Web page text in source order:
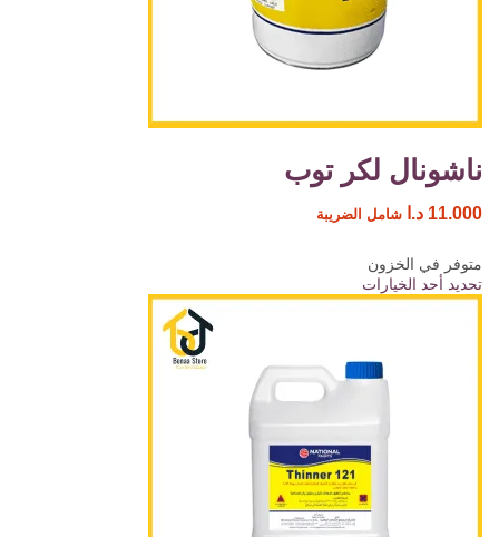
ناشونال لكر توب
11.000 د.ا شامل الضريبة
متوفر في الخزون
تحديد أحد الخيارات